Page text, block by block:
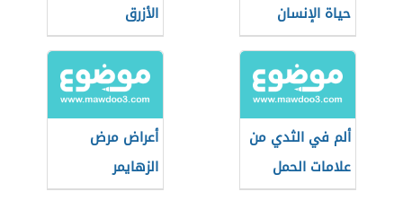
حياة الإنسان
الأزرق
ألم في الثدي من
علامات الحمل
أعراض مرض
الزهايمر